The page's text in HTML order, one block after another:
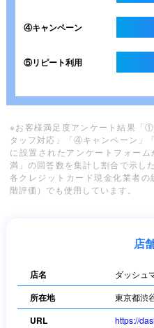
④キャンペーン
⑤リピート利用
※お客様満足度アンケート結果
タッフ対応」「④キャンペーン」
に設置されたアンケートフォー
満」の回答数を集計し割合で示し
各クレジットカード現金化業者
階評価）でも使用しています。
店
店名 ダッシュ
所在地 東京都渋
URL https://